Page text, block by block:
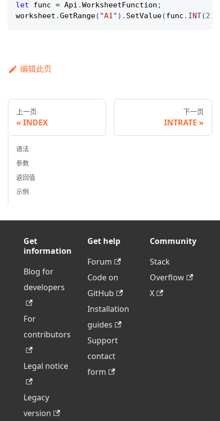
let func = Api .WorksheetFunction ;
worksheet .GetRange( "A1" ) . SetValue(func . INT(2.3
编辑此页
上一页
INDEX
下一页
INTRATE
语法
参数
返回值
示例
Get
information
Blog for
developers
For
contributors
Legal notice
Legacy
version
Get help
Forum
Code on
GitHub
Installation
guides
Support
contact
form
Community
Stack
Overflow
X